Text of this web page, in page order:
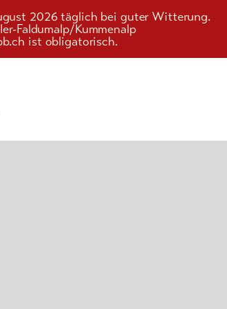
2026 täglich bei guter Witterung.
Faldumalp/Kummenalp
ist obligatorisch.